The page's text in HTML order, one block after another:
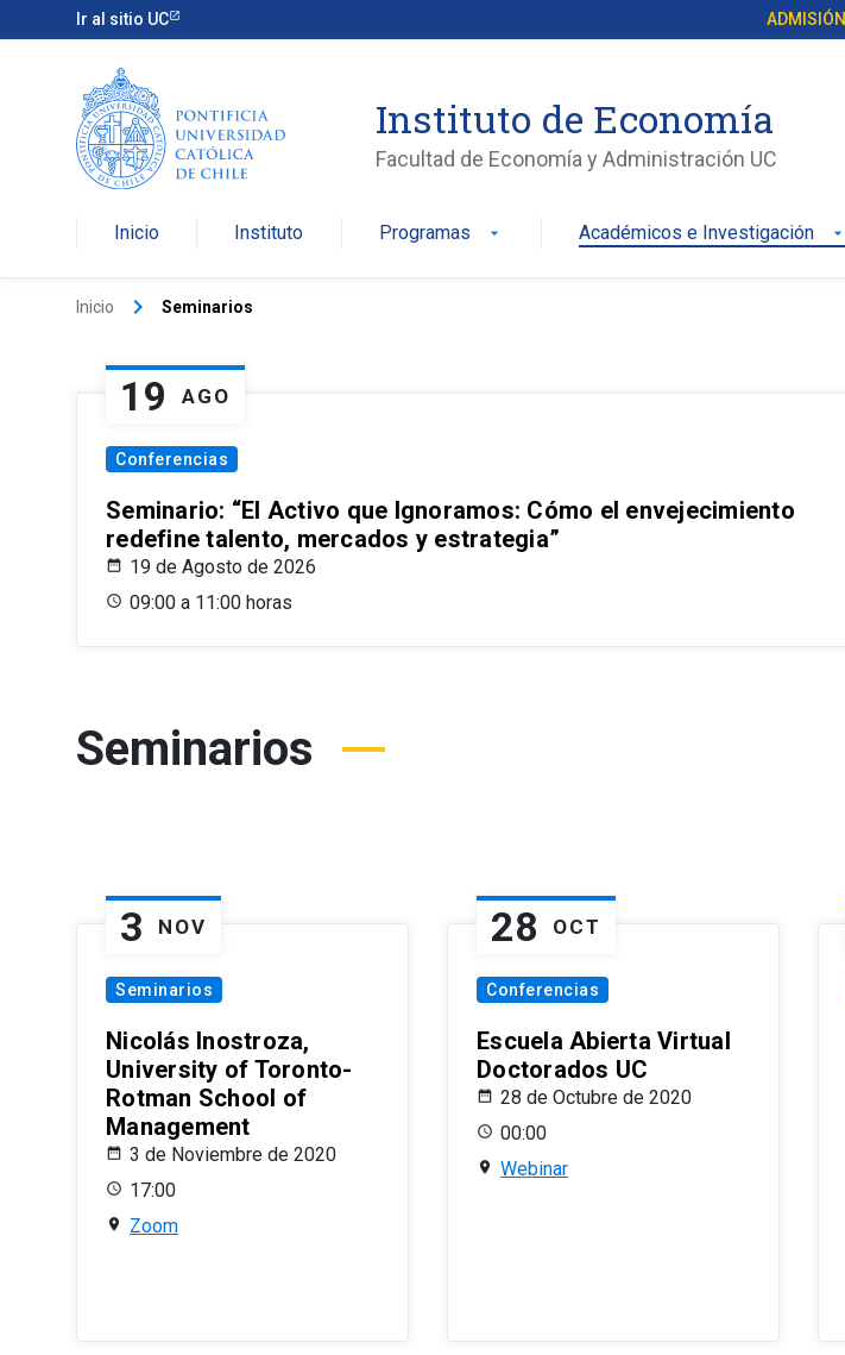
Ir al sitio UC ADMISIÓN
Instituto de Economía
Facultad de Economía y Administración UC
Inicio Instituto Programas arrow_drop_down Académicos e Investigación arrow_drop_down
Inicio keyboard_arrow_right Seminarios
19 AGO
Conferencias
Seminario: “El Activo que Ignoramos: Cómo el envejecimiento
redefine talento, mercados y estrategia”
19 de Agosto de 2026
09:00 a 11:00 horas
Seminarios
3 NOV
Seminarios
Nicolás Inostroza,
University of Toronto-
Rotman School of
Management
3 de Noviembre de 2020
17:00
Zoom
28 OCT
Conferencias
Escuela Abierta Virtual
Doctorados UC
28 de Octubre de 2020
00:00
Webinar